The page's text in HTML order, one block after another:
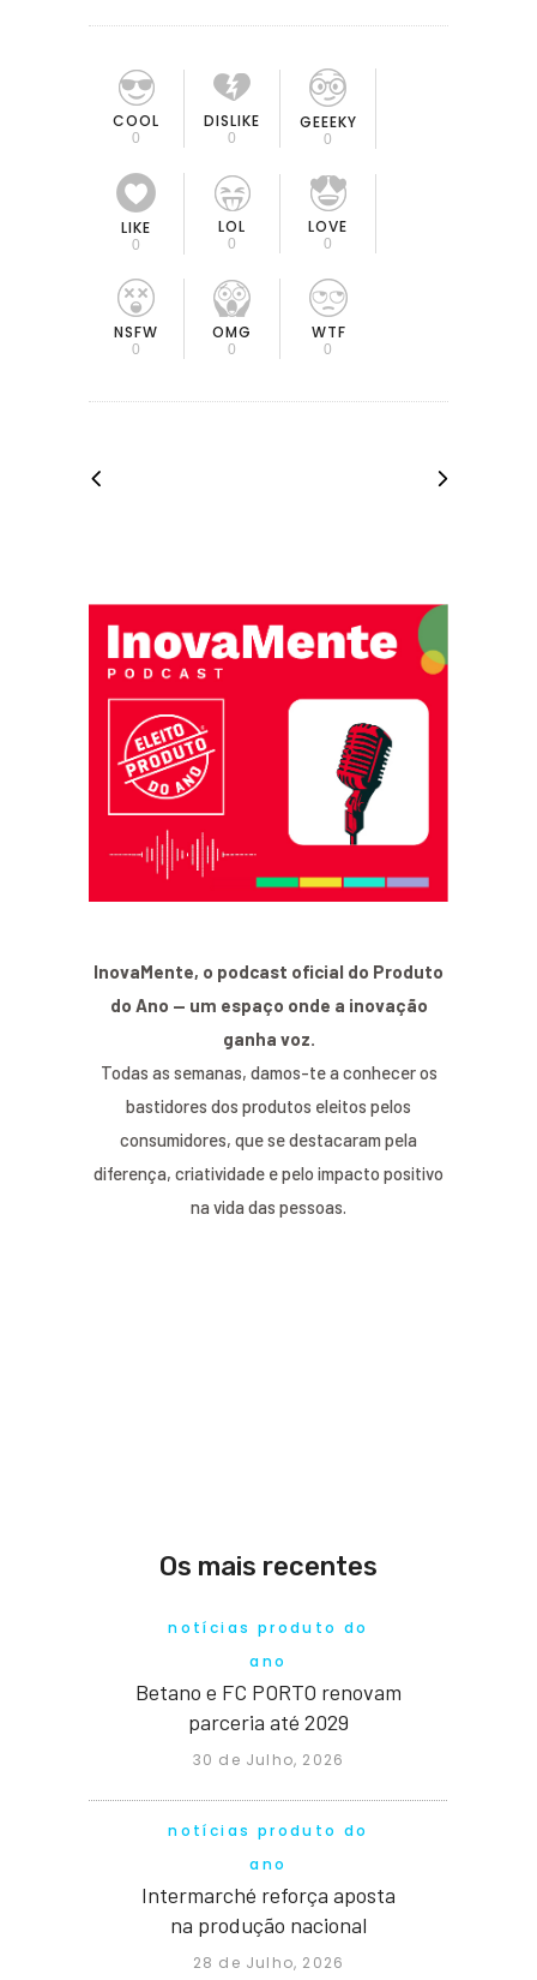
COOL
0
DISLIKE
0
GEEEKY
0
LIKE
0
LOL
0
LOVE
0
NSFW
0
OMG
0
WTF
0
InovaMente, o podcast oficial do Produto
do Ano — um espaço onde a inovação
ganha voz.
Todas as semanas, damos-te a conhecer os
bastidores dos produtos eleitos pelos
consumidores, que se destacaram pela
diferença, criatividade e pelo impacto positivo
na vida das pessoas.
Os mais recentes
notícias produto do
ano
Betano e FC PORTO renovam
parceria até 2029
30 de Julho, 2026
notícias produto do
ano
Intermarché reforça aposta
na produção nacional
28 de Julho, 2026